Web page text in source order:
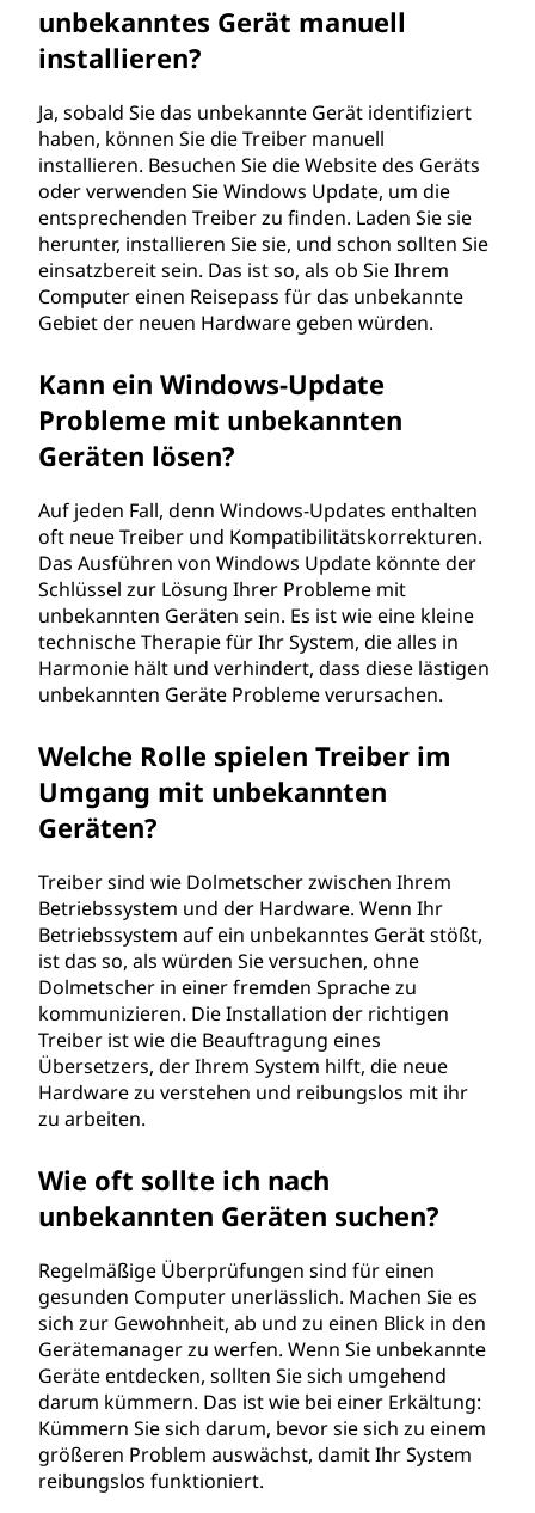
unbekanntes Gerät manuell
installieren?
Ja, sobald Sie das unbekannte Gerät identifiziert
haben, können Sie die Treiber manuell
installieren. Besuchen Sie die Website des Geräts
oder verwenden Sie Windows Update, um die
entsprechenden Treiber zu finden. Laden Sie sie
herunter, installieren Sie sie, und schon sollten Sie
einsatzbereit sein. Das ist so, als ob Sie Ihrem
Computer einen Reisepass für das unbekannte
Gebiet der neuen Hardware geben würden.
Kann ein Windows-Update
Probleme mit unbekannten
Geräten lösen?
Auf jeden Fall, denn Windows-Updates enthalten
oft neue Treiber und Kompatibilitätskorrekturen.
Das Ausführen von Windows Update könnte der
Schlüssel zur Lösung Ihrer Probleme mit
unbekannten Geräten sein. Es ist wie eine kleine
technische Therapie für Ihr System, die alles in
Harmonie hält und verhindert, dass diese lästigen
unbekannten Geräte Probleme verursachen.
Welche Rolle spielen Treiber im
Umgang mit unbekannten
Geräten?
Treiber sind wie Dolmetscher zwischen Ihrem
Betriebssystem und der Hardware. Wenn Ihr
Betriebssystem auf ein unbekanntes Gerät stößt,
ist das so, als würden Sie versuchen, ohne
Dolmetscher in einer fremden Sprache zu
kommunizieren. Die Installation der richtigen
Treiber ist wie die Beauftragung eines
Übersetzers, der Ihrem System hilft, die neue
Hardware zu verstehen und reibungslos mit ihr
zu arbeiten.
Wie oft sollte ich nach
unbekannten Geräten suchen?
Regelmäßige Überprüfungen sind für einen
gesunden Computer unerlässlich. Machen Sie es
sich zur Gewohnheit, ab und zu einen Blick in den
Gerätemanager zu werfen. Wenn Sie unbekannte
Geräte entdecken, sollten Sie sich umgehend
darum kümmern. Das ist wie bei einer Erkältung:
Kümmern Sie sich darum, bevor sie sich zu einem
größeren Problem auswächst, damit Ihr System
reibungslos funktioniert.